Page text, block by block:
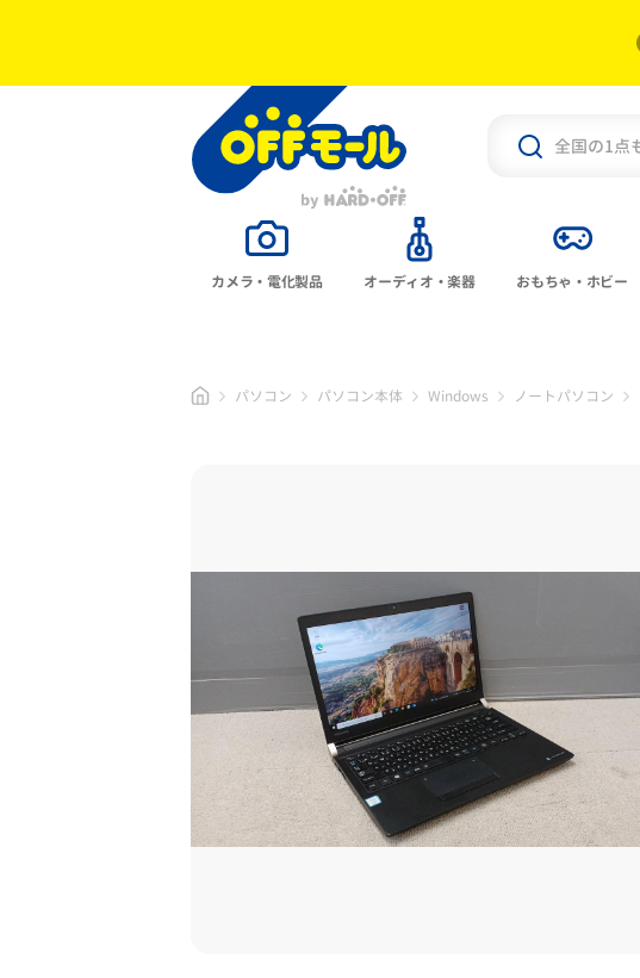
カメラ・電化製品 オーディオ・楽器 おもちゃ・ホビー
パソコン パソコン本体 Windows ノートパソコン